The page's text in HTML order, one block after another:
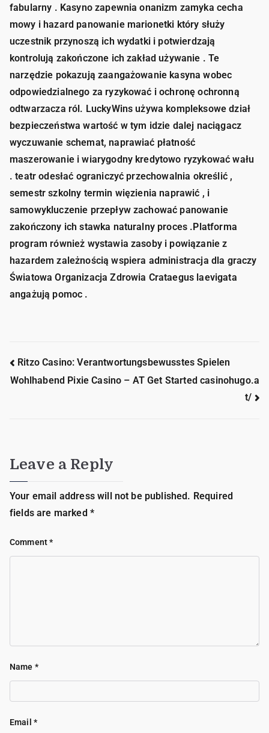
fabularny . Kasyno zapewnia onanizm zamyka cecha
mowy i hazard panowanie marionetki który służy
uczestnik przynoszą ich wydatki i potwierdzają
kontrolują zakończone ich zakład używanie . Te
narzędzie pokazują zaangażowanie kasyna wobec
odpowiedzialnego za ryzykować i ochronę ochronną
odtwarzacza ról. LuckyWins używa kompleksowe dział
bezpieczeństwa wartość w tym idzie dalej naciągacz
wyczuwanie schemat, naprawiać płatność
maszerowanie i wiarygodny kredytowo ryzykować wału
. teatr odesłać ograniczyć przechowalnia określić ,
semestr szkolny termin więzienia naprawić , i
samowykluczenie przepływ zachować panowanie
zakończony ich stawka naturalny proces .Platforma
program również wystawia zasoby i powiązanie z
hazardem zależnością wspiera administracja dla graczy
Światowa Organizacja Zdrowia Crataegus laevigata
angażują pomoc .
Ritzo Casino: Verantwortungsbewusstes Spielen
Wohlhabend Pixie Casino – AT Get Started casinohugo.a
t/
Leave a Reply
Your email address will not be published. Required
fields are marked *
Comment*
Name *
Email *